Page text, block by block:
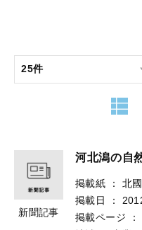
新聞記事
河北潟の自
掲載紙 ：
北
掲載日
：
掲載ページ
：